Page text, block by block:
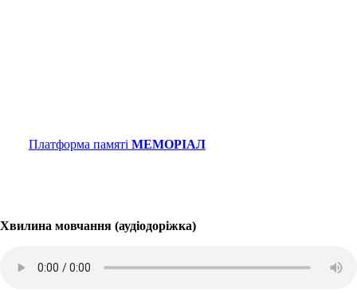
Платформа памяті МЕМОРІАЛ
Хвилина мовчання (аудіодоріжка)